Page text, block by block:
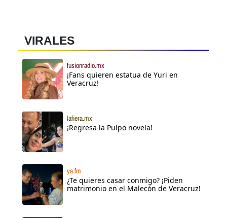
VIRALES
fusionradio.mx
¡Fans quieren estatua de Yuri en
Veracruz!
lafiera.mx
¡Regresa la Pulpo novela!
ya.fm
¿Te quieres casar conmigo? ¡Piden
matrimonio en el Malecón de Veracruz!